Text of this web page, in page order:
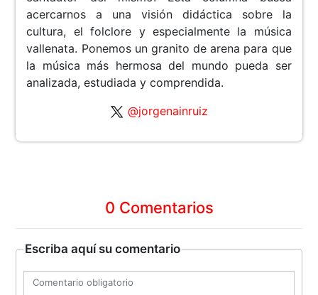
acercarnos a una visión didáctica sobre la
cultura, el folclore y especialmente la música
vallenata. Ponemos un granito de arena para que
la música más hermosa del mundo pueda ser
analizada, estudiada y comprendida.
@jorgenainruiz
0 Comentarios
Escriba aquí su comentario